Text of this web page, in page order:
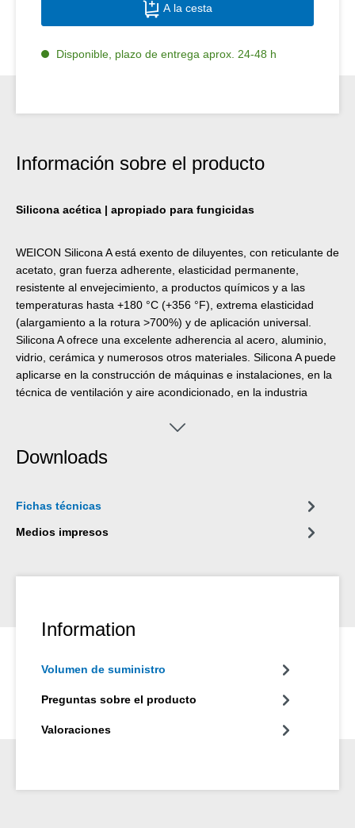
A la cesta
Disponible, plazo de entrega aprox. 24-48 h
Información sobre el producto
Silicona acética | apropiado para fungicidas
WEICON Silicona A está exento de diluyentes, con reticulante de
acetato, gran fuerza adherente, elasticidad permanente,
resistente al envejecimiento, a productos químicos y a las
temperaturas hasta +180 °C (+356 °F), extrema elasticidad
(alargamiento a la rotura >700%) y de aplicación universal.
Silicona A ofrece una excelente adherencia al acero, aluminio,
vidrio, cerámica y numerosos otros materiales. Silicona A puede
aplicarse en la construcción de máquinas e instalaciones, en la
técnica de ventilación y aire acondicionado, en la industria
feriales y almacenes y en una gran cantidad de otros campos
Downloads
Fichas técnicas
Medios impresos
Information
Volumen de suministro
Preguntas sobre el producto
Valoraciones